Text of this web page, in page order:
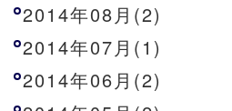
2014年08月(2)
2014年07月(1)
2014年06月(2)